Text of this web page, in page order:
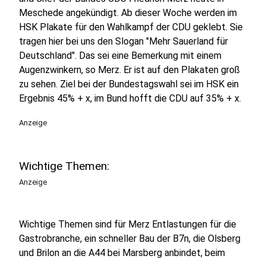
Meschede angekündigt. Ab dieser Woche werden im
HSK Plakate für den Wahlkampf der CDU geklebt. Sie
tragen hier bei uns den Slogan "Mehr Sauerland für
Deutschland". Das sei eine Bemerkung mit einem
Augenzwinkern, so Merz. Er ist auf den Plakaten groß
zu sehen. Ziel bei der Bundestagswahl sei im HSK ein
Ergebnis 45% + x, im Bund hofft die CDU auf 35% + x.
Anzeige
Wichtige Themen:
Anzeige
Wichtige Themen sind für Merz Entlastungen für die
Gastrobranche, ein schneller Bau der B7n, die Olsberg
und Brilon an die A44 bei Marsberg anbindet, beim